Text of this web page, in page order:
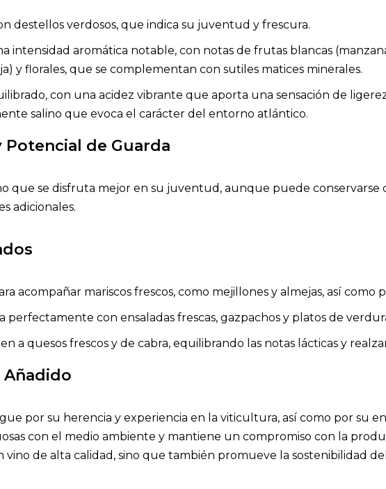
destellos verdosos, que indica su juventud y frescura.
intensidad aromática notable, con notas de frutas blancas
y florales, que se complementan con sutiles matices minerales.
con una acidez vibrante que aporta una sensación de
salino que evoca el carácter del entorno atlántico.
de Guarda
que se disfruta mejor en su juventud, aunque puede
adicionales.
acompañar mariscos frescos, como mejillones y almejas, así como
perfectamente con ensaladas frescas, gazpachos y platos de
a quesos frescos y de cabra, equilibrando las notas lácticas y
Añadido
por su herencia y experiencia en la viticultura, así como por su
con el medio ambiente y mantiene un compromiso con la
vino de alta calidad, sino que también promueve la sostenibilidad